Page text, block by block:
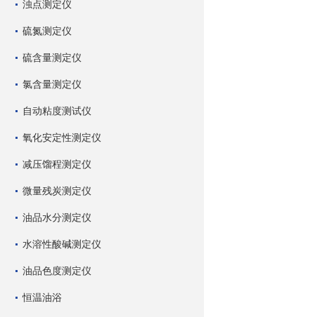
浊点测定仪
硫氮测定仪
硫含量测定仪
氯含量测定仪
自动粘度测试仪
氧化安定性测定仪
减压馏程测定仪
微量残炭测定仪
油品水分测定仪
水溶性酸碱测定仪
油品色度测定仪
恒温油浴